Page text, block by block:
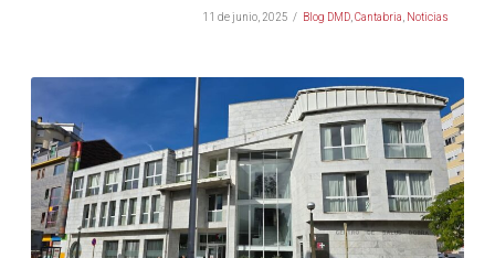
11 de junio, 2025 Blog DMD, Cantabria Noticias